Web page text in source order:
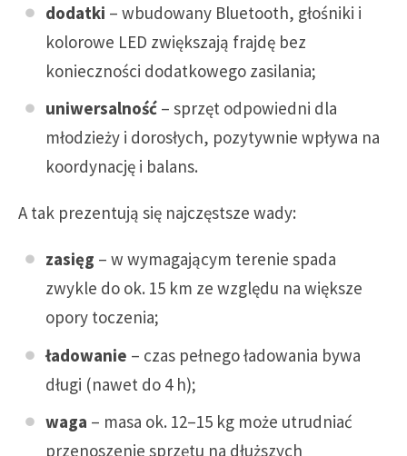
dodatki – wbudowany Bluetooth, głośniki i
kolorowe LED zwiększają frajdę bez
konieczności dodatkowego zasilania;
uniwersalność – sprzęt odpowiedni dla
młodzieży i dorosłych, pozytywnie wpływa na
koordynację i balans.
A tak prezentują się najczęstsze wady:
zasięg – w wymagającym terenie spada
zwykle do ok. 15 km ze względu na większe
opory toczenia;
ładowanie – czas pełnego ładowania bywa
długi (nawet do 4 h);
waga – masa ok. 12–15 kg może utrudniać
przenoszenie sprzętu na dłuższych